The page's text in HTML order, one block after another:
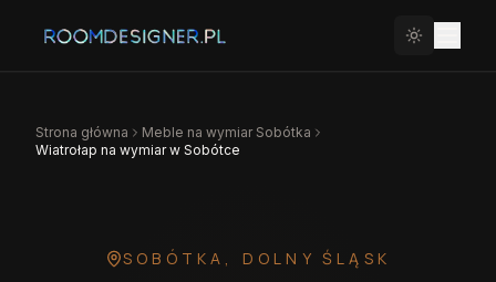
Strona główna Meble na wymiar Sobótka
Wiatrołap na wymiar w Sobótce
SOBÓTKA , DOLNY ŚLĄSK